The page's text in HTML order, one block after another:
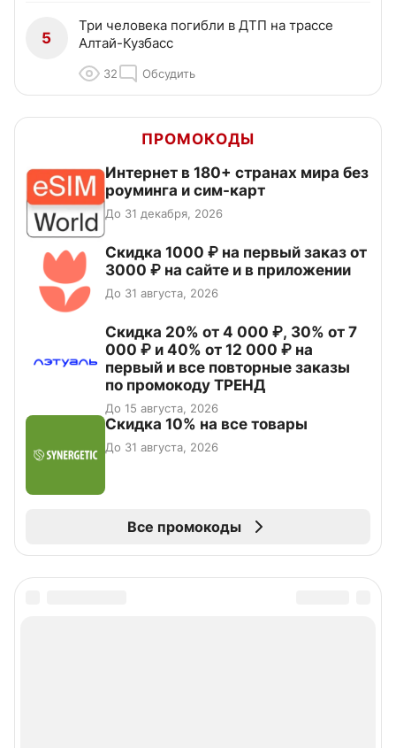
5
Три человека погибли в ДТП на трассе
Алтай-Кузбасс
32 Обсудить
ПРОМОКОДЫ
Интернет в 180+ странах мира без
роуминга и сим-карт
До 31 декабря, 2026
Скидка 1000 ₽ на первый заказ от
3000 ₽ на сайте и в приложении
До 31 августа, 2026
Скидка 20% от 4 000 ₽, 30% от 7
000 ₽ и 40% от 12 000 ₽ на
первый и все повторные заказы
по промокоду ТРЕНД
До 15 августа, 2026
Скидка 10% на все товары
До 31 августа, 2026
Все промокоды